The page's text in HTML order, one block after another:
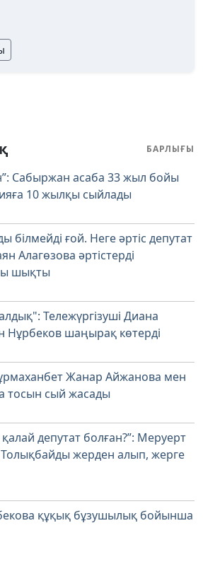
БАРЛЫҒЫ
Сабыржан асаба 33 жыл бойы
10 жылқы сыйлады
білмейді ғой. Неге әртіс депутат
Алагөзова әртістерді
шықты
Тележүргізуші Диана
Нұрбеков шаңырақ көтерді
Жанар Айжанова мен
тосын сый жасады
депутат болған?”: Меруерт
Толықбайды жерден алып, жерге
құқық бұзушылық бойынша